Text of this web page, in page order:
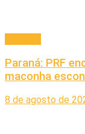
Paraná: PRF
maconha
8 de agosto de